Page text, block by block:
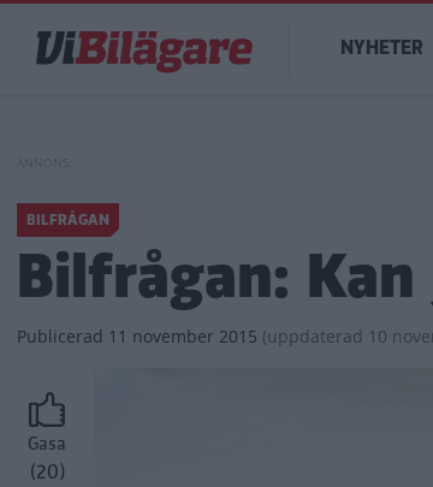
huvudinnehåll
Main
navigation
NYHETER
BILFRÅGAN
Bilfrågan:
Publicerad 11 november 2015 (uppdaterad 10
Gasa
(20)